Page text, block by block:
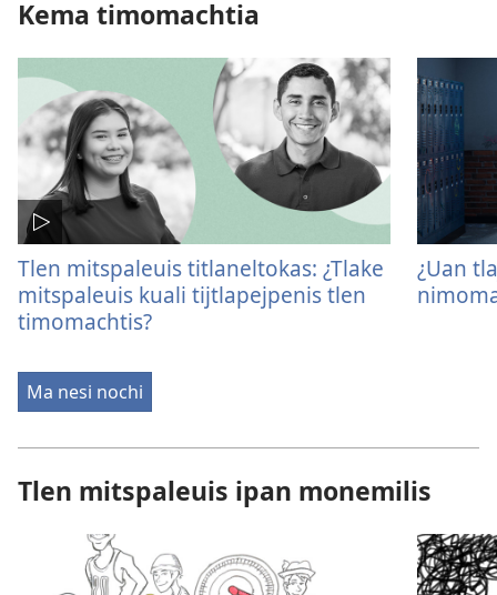
Kema timomachtia
Tlen mitspaleuis titlaneltokas: ¿Tlake
mitspaleuis kuali tijtlapejpenis tlen
timomachtis?
¿Uan
Ma nesi nochi
Tlen mitspaleuis ipan monemilis